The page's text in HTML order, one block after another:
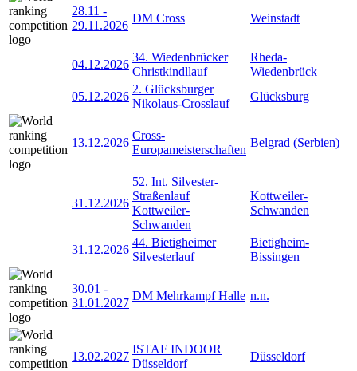
28.11 -
29.11.2026
DM Cross Weinstadt
04.12.2026
34. Wiedenbrücker
Christkindllauf
Rheda-
Wiedenbrück
05.12.2026
2. Glücksburger
Nikolaus-Crosslauf
Glücksburg
13.12.2026
Cross-
Europameisterschaften
Belgrad (Serbien)
31.12.2026
52. Int. Silvester-
Straßenlauf
Kottweiler-
Schwanden
Kottweiler-
Schwanden
31.12.2026
44. Bietigheimer
Silvesterlauf
Bietigheim-
Bissingen
30.01 -
31.01.2027
DM Mehrkampf Halle n.n.
13.02.2027
ISTAF INDOOR
Düsseldorf
Düsseldorf